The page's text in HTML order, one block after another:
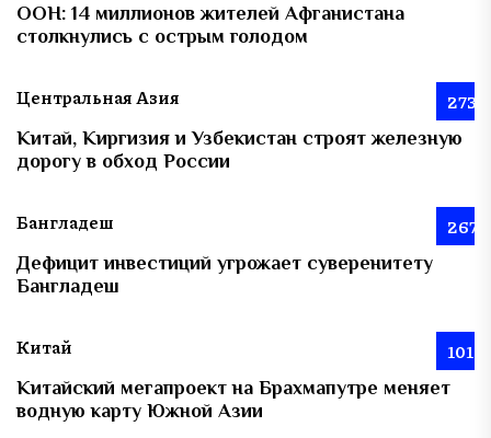
ООН: 14 миллионов жителей Афганистана
столкнулись с острым голодом
Центральная Азия 273
Китай, Киргизия и Узбекистан строят железную
дорогу в обход России
Бангладеш 267
Дефицит инвестиций угрожает суверенитету
Бангладеш
Китай 101
Китайский мегапроект на Брахмапутре меняет
водную карту Южной Азии